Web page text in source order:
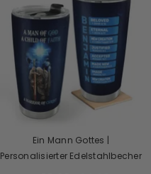
Ein Mann Gottes |
Personalisierter Edelstahlbecher